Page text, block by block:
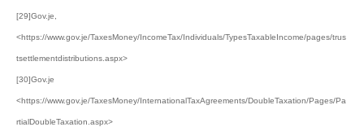
[29]Gov.je,
<https://www.gov.je/TaxesMoney/IncomeTax/Individuals/TypesTaxableIncome/pages/trus
tsettlementdistributions.aspx>
[30]Gov.je
<https://www.gov.je/TaxesMoney/InternationalTaxAgreements/DoubleTaxation/Pages/Pa
rtialDoubleTaxation.aspx>